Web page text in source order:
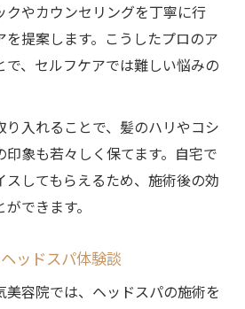
クやカウンセリングを丁寧に行
提案します。こうしたプロのア
で、セルフケアでは難しい悩みの
入れることで、髪のハリやコシ
象も若々しく保てます。自宅で
してもらえるため、施術後の効
できます。
ッドスパ体験談
容院では、ヘッドスパの施術を